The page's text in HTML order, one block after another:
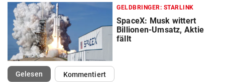
GELDBRINGER: STARLINK
SpaceX: Musk wittert
Billionen-Umsatz, Aktie
fällt
Gelesen(ausgewählt)Kommentiert